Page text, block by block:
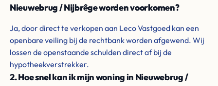
Nieuwebrug / Nijbrêge worden voorkomen?
Ja, door direct te verkopen aan Leco Vastgoed kan een
openbare veiling bij de rechtbank worden afgewend. Wij
lossen de openstaande schulden direct af bij de
hypotheekverstrekker.
2. Hoe snel kan ik mijn woning in Nieuwebrug /